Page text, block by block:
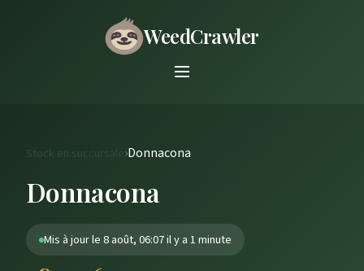
WeedCrawler
Stock en succursale ›Donnacona
Donnacona
Mis à jour le 8 août, 06:07 il y a 1 minute